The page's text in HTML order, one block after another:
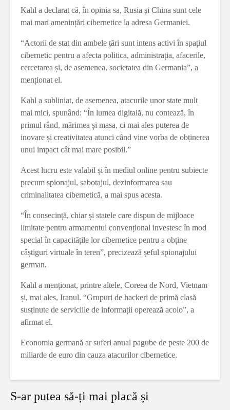
Kahl a declarat că, în opinia sa, Rusia și China sunt cele
mai mari amenințări cibernetice la adresa Germaniei.
“Actorii de stat din ambele țări sunt intens activi în spațiul
cibernetic pentru a afecta politica, administrația, afacerile,
cercetarea și, de asemenea, societatea din Germania”, a
menționat el.
Kahl a subliniat, de asemenea, atacurile unor state mult
mai mici, spunând: “În lumea digitală, nu contează, în
primul rând, mărimea și masa, ci mai ales puterea de
inovare și creativitatea atunci când vine vorba de obținerea
unui impact cât mai mare posibil.”
Acest lucru este valabil și în mediul online pentru subiecte
precum spionajul, sabotajul, dezinformarea sau
criminalitatea cibernetică, a mai spus acesta.
“În consecință, chiar și statele care dispun de mijloace
limitate pentru armamentul convențional investesc în mod
special în capacitățile lor cibernetice pentru a obține
câștiguri virtuale în teren”, precizează șeful spionajului
german.
Kahl a menționat, printre altele, Coreea de Nord, Vietnam
și, mai ales, Iranul. “Grupuri de hackeri de primă clasă
susținute de serviciile de informații operează acolo”, a
afirmat el.
Economia germană ar suferi anual pagube de peste 200 de
miliarde de euro din cauza atacurilor cibernetice.
S-ar putea să-ți mai placă și